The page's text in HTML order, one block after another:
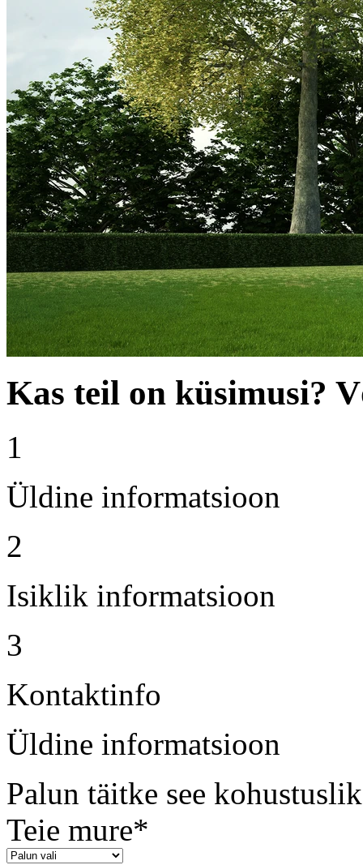
Kas teil on küsimusi?
1
Üldine informatsioon
2
Isiklik informatsioon
3
Kontaktinfo
Üldine informatsioon
Palun täitke see
Teie mure*